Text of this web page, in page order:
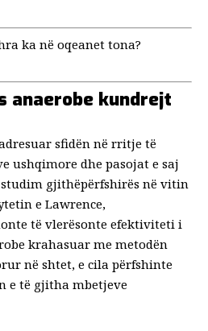
ka në oqeanet tona?
anaerobe kundrejt
sfidën në rritje të
ushqimore dhe pasojat e saj
studim gjithëpërfshirës në vitin
e Lawrence,
të vlerësonte efektiviteti i
krahasuar me metodën
në shtet, e cila përfshinte
e të gjitha mbetjeve